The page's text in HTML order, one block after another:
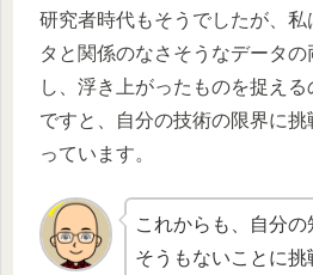
研究者時代もそうでしたが、
タと関係のなさそうなデータ
し、浮き上がったものを捉え
ですと、自分の技術の限界に
っています。
これからも、自分
そうもないことに